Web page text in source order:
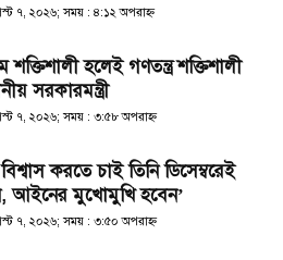
৭, ২০২৬; সময় : ৪:১২ অপরাহ্ণ
শক্তিশালী হলেই গণতন্ত্র শক্তিশালী
সরকারমন্ত্রী
৭, ২০২৬; সময় : ৩:৫৮ অপরাহ্ণ
করতে চাই তিনি ডিসেম্বরেই
আইনের মুখোমুখি হবেন’
৭, ২০২৬; সময় : ৩:৫০ অপরাহ্ণ